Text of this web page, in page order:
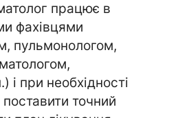
працює в
фахівцями
пульмонологом,
і при необхідності
точний